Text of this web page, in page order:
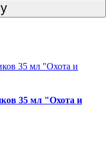
35 мл "Охота и